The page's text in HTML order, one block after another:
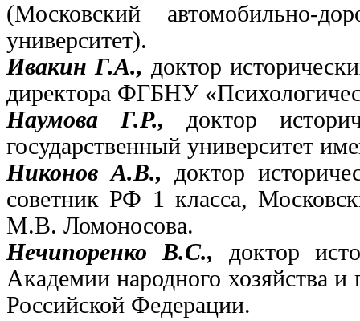
(Московский автомобильно-
университет).
Ивакин Г.А., доктор
директора ФГБНУ
Наумова Г.Р., доктор
государственный университет
Никонов А.В., доктор
советник РФ 1 класса,
М.В. Ломоносова.
Нечипоренко В.С., доктор
Академии народного хозяйства
Российской Федерации.